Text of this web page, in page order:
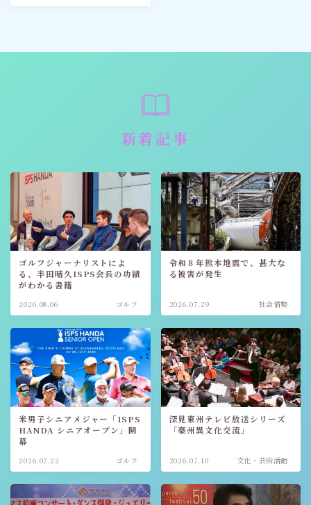
新着記事
ゴルフジャーナリストによ
る、半田晴久ISPS会長の功績
がわかる書籍
2026.08.06 ゴルフ
令和８年熊本地震で、甚大な
る被害が発生
2026.07.29 社会情勢
米男子シニアメジャー「ISPS
HANDA シニアオープン」開
幕
2026.07.22 ゴルフ
深見東州テレビ放送シリーズ
「豪州異文化交流」
2026.07.10 文化・芸術活動